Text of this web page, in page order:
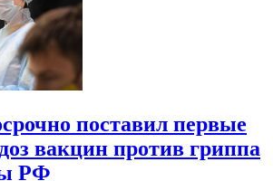
поставил первые
вакцин против гриппа
РФ